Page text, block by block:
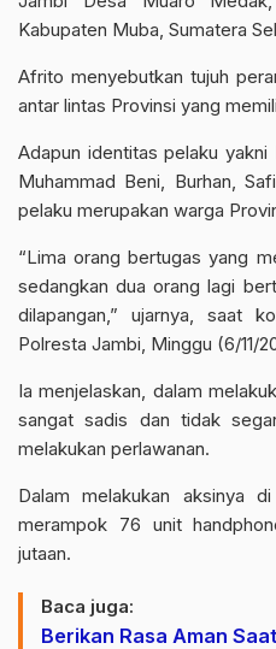
Kabupaten Muba, Sumatera
Afrito menyebutkan tujuh
antar lintas Provinsi yang
Adapun identitas pelaku yakni
Muhammad Beni, Burhan,
pelaku merupakan warga
“Lima orang bertugas yang
sedangkan dua orang lagi
dilapangan,” ujarnya, saat
Polresta Jambi, Minggu (6/11/
Ia menjelaskan, dalam
sangat sadis dan tidak
melakukan perlawanan.
Dalam melakukan aksinya
merampok 76 unit
jutaan.
Baca juga:
Berikan Rasa Aman